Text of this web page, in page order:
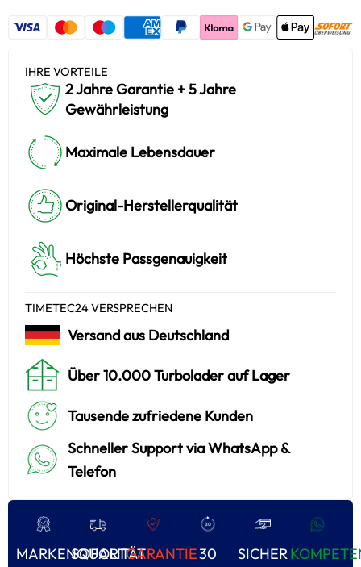
IHRE VORTEILE
2 Jahre Garantie + 5 Jahre
Gewährleistung
Maximale Lebensdauer
Original-Herstellerqualität
Höchste Passgenauigkeit
TIMETEC24 VERSPRECHEN
Versand aus Deutschland
Über 10.000 Turbolader auf Lager
Tausende zufriedene Kunden
Schneller Support via WhatsApp &
Telefon
MARKENQUALITÄT
SOFORTGARANTIE30
SICHER